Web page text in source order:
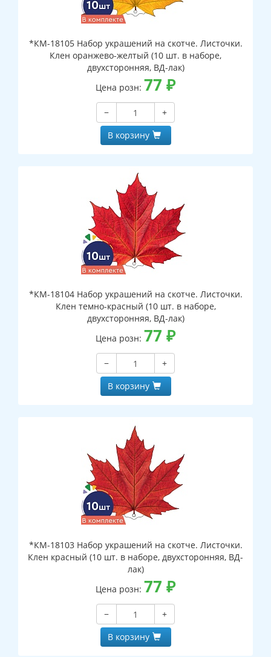
*КМ-18105 Набор украшений на скотче. Листочки.
Клен оранжево-желтый (10 шт. в наборе,
двухсторонняя, ВД-лак)
Цена розн: 77 ₽
−
+
В корзину
*КМ-18104 Набор украшений на скотче. Листочки.
Клен темно-красный (10 шт. в наборе,
двухсторонняя, ВД-лак)
Цена розн: 77 ₽
−
+
В корзину
*КМ-18103 Набор украшений на скотче. Листочки.
Клен красный (10 шт. в наборе, двухсторонняя, ВД-
лак)
Цена розн: 77 ₽
−
+
В корзину